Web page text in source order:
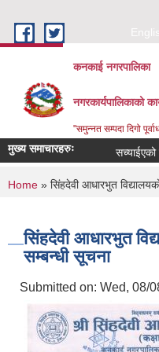
कनकाई नगरपालिका
नगरकार्यपालिकाको
"समुन्नत सम्पदा दिगो
मुख्य समाचारहरुः सच्याईएको
You are here
Home » सिंहदेवी आधारभुत
सिंहदेवी आधारभुत
सम्बन्धी सूचना
Submitted on: Wed, 08/